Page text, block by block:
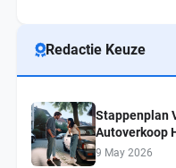
Redactie Keuze
Stappenplan
Autoverkoop
9 May 2026